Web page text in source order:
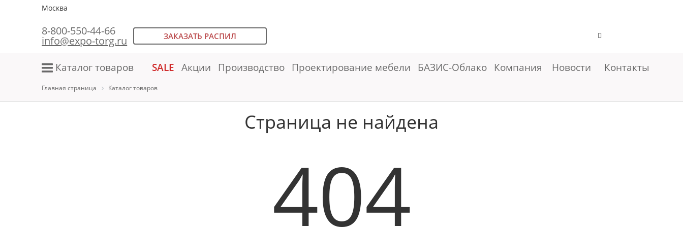
Москва
8-800-550-44-66
info@expo-torg.ru ЗАКАЗАТЬ РАСПИЛ
Каталог товаров SALE Акции Производство Проектирование мебели БАЗИС-Облако Компания Новости Контакты
Главная страница Каталог товаров
Страница не найдена
404